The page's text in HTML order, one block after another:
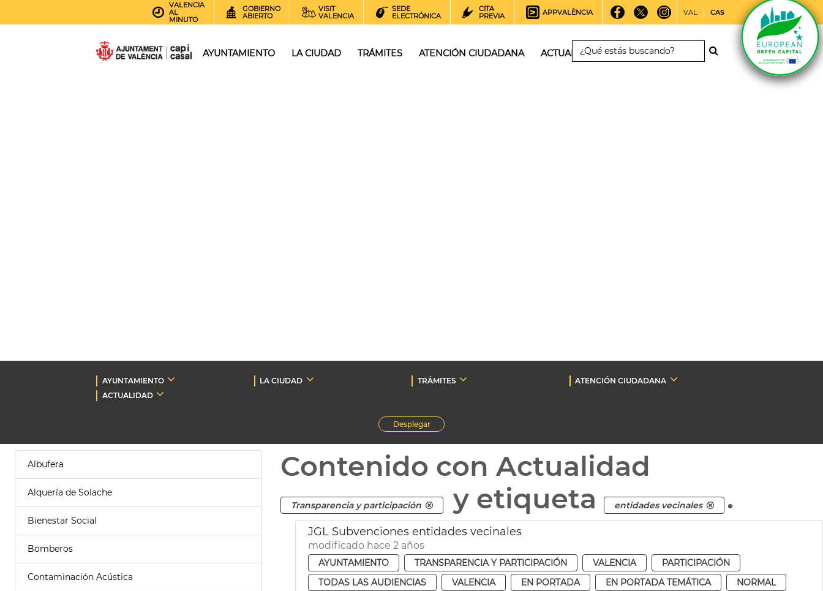
VALENCIA
AL
MINUTO
GOBIERNO
ABIERTO
VISIT
VALENCIA
SEDE
ELECTRÓNICA
CITA
PREVIA
APPVALÈNCIA VAL CAS
AYUNTAMIENTO LA CIUDAD TRÁMITES ATENCIÓN CIUDADANA ACTUALIDAD
AYUNTAMIENTO LA CIUDAD TRÁMITES
ATENCIÓN CIUDADANA
ACTUALIDAD
Desplegar
Albufera
Alquería de Solache
Bienestar Social
Bomberos
Contaminación Acústica
Contenido con Actualidad
Transparencia y participación y etiqueta entidades vecinales .
JGL Subvenciones entidades vecinales
modificado hace 2 años
AYUNTAMIENTO TRANSPARENCIA Y PARTICIPACIÓN VALENCIA
PARTICIPACIÓN
TODAS LAS AUDIENCIAS
VALENCIA EN PORTADA EN PORTADA TEMÁTICA
NORMAL